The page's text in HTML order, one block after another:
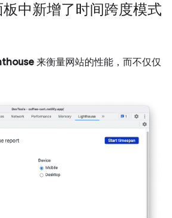
中新增了时间跨度模式
来衡量网站的性能，而不仅仅